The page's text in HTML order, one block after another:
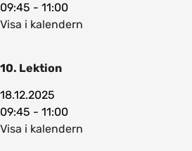
09:45 - 11:00
Visa i kalendern
10. Lektion
18.12.2025
09:45 - 11:00
Visa i kalendern